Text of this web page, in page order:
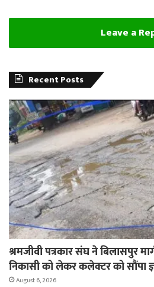
Leave a
Recent Posts
श्रमजीवी पत्रकार संघ ने बिलासपुर
निकासी को लेकर कलेक्टर को सौंपा
August 6, 2026